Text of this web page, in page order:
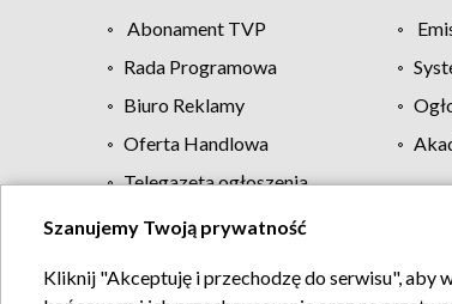
Abonament TVP
Rada Programowa
Biuro Reklamy
Oferta Handlowa
Telegazeta ogłoszenia
Szanujemy Twoją prywatność
Kliknij "Akceptuję i przechodzę do serwisu", aby